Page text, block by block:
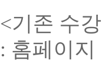
<기존 수
: 홈페이